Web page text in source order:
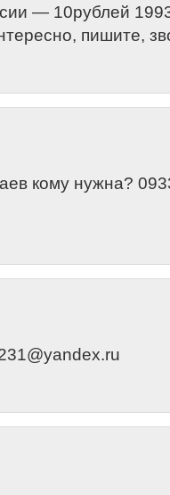
— 10рублей
пишите,
кому нужна?